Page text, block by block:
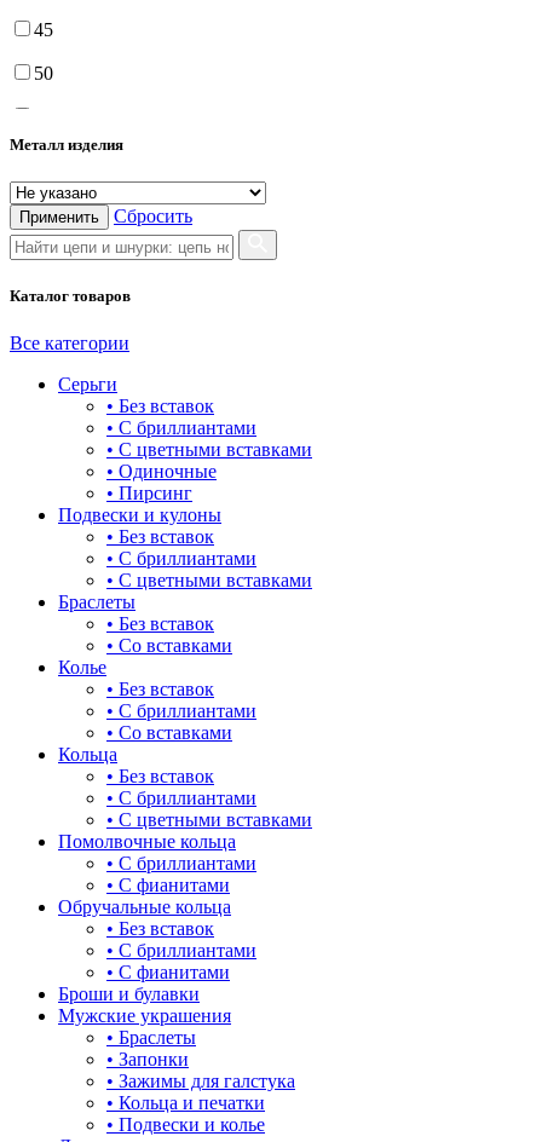
45
50
65
70
75
Металл изделия
Применить Сбросить
Каталог товаров
Все категории
Серьги
• Без вставок
• С бриллиантами
• С цветными вставками
• Одиночные
• Пирсинг
Подвески и кулоны
• Без вставок
• С бриллиантами
• С цветными вставками
Браслеты
• Без вставок
• Со вставками
Колье
• Без вставок
• С бриллиантами
• Со вставками
Кольца
• Без вставок
• С бриллиантами
• С цветными вставками
Помолвочные кольца
• С бриллиантами
• С фианитами
Обручальные кольца
• Без вставок
• С бриллиантами
• С фианитами
Броши и булавки
Мужские украшения
• Браслеты
• Запонки
• Зажимы для галстука
• Кольца и печатки
• Подвески и колье